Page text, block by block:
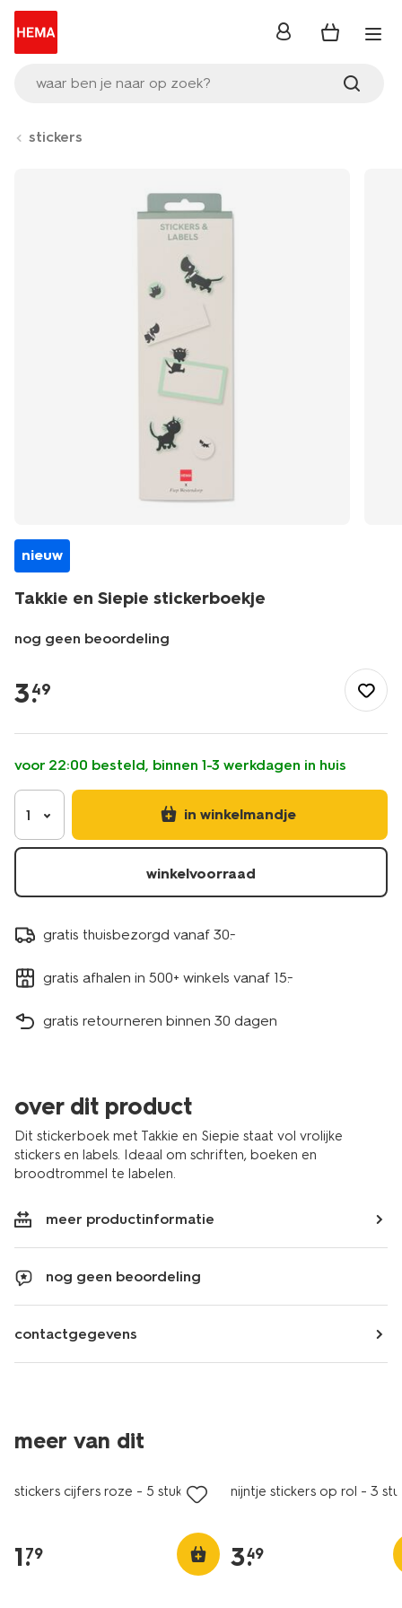
waar ben je naar op zoek?
inloggen
stickers
nieuw
Takkie en Siepie stickerboekje
nog geen beoordeling
cadeau/inpakken/accessoires/takkie-
en-
stickerboekje-
-14900120.html
3.
49
voor 22:00 besteld, binnen 1-3 werkdagen in huis
1 in winkelmandje
winkelvoorraad
gratis thuisbezorgd vanaf 30.-
gratis afhalen in 500+ winkels vanaf 15.-
gratis retourneren binnen 30 dagen
over dit product
Dit stickerboek met Takkie en Siepie staat vol vrolijke
stickers en labels. Ideaal om schriften, boeken en
broodtrommel te labelen.
meer productinformatie
nog geen beoordeling
contactgegevens
meer van dit
stickers cijfers roze - 5 stuks
1.
79
nijntje stickers op rol - 3
3.
49